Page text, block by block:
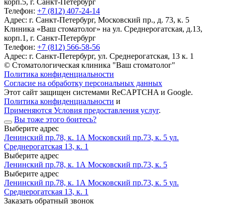
корп.5, г. Санкт-Петербург
Телефон: +7 (812) 407-24-14
Адрес: г. Санкт-Петербург, Московский пр., д. 73, к. 5
Клиника «Ваш стоматолог» на ул. Среднерогатская, д.13,
корп.1, г. Санкт-Петербург
Телефон: +7 (812) 566-58-56
Адрес: г. Санкт-Петербург, ул. Среднерогатская, 13 к. 1
© Стоматологическая клиника "Ваш стоматолог"
Политика конфиденциальности
Согласие на обработку персональных данных
Этот сайт защищен системами ReCAPTCHA и Google.
Политика конфиденциальности и
Применяются Условия предоставления услуг.
Вы тоже этого боитесь?
Выберите адрес
Ленинский пр.78, к. 1А Московский пр.73, к. 5 ул.
Среднерогатская 13, к. 1
Выберите адрес
Ленинский пр.78, к. 1А Московский пр.73, к. 5
Выберите адрес
Ленинский пр.78, к. 1А Московский пр.73, к. 5 ул.
Среднерогатская 13, к. 1
Заказать обратный звонок